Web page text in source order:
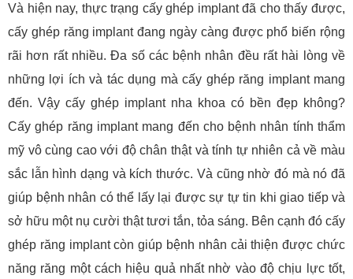
Và hiện nay, thực trạng cấy ghép implant đã cho thấy được,
cấy ghép răng implant đang ngày càng được phổ biến rộng
rãi hơn rất nhiều. Đa số các bệnh nhân đều rất hài lòng về
những lợi ích và tác dụng mà cấy ghép răng implant mang
đến. Vậy cấy ghép implant nha khoa có bền đẹp không?
Cấy ghép răng implant mang đến cho bệnh nhân tính thẩm
mỹ vô cùng cao với độ chân thật và tính tự nhiên cả về màu
sắc lẫn hình dạng và kích thước. Và cũng nhờ đó mà nó đã
giúp bệnh nhân có thể lấy lại được sự tự tin khi giao tiếp và
sở hữu một nụ cười thật tươi tắn, tỏa sáng. Bên cạnh đó cấy
ghép răng implant còn giúp bệnh nhân cải thiện được chức
năng răng một cách hiệu quả nhất nhờ vào độ chịu lực tốt,